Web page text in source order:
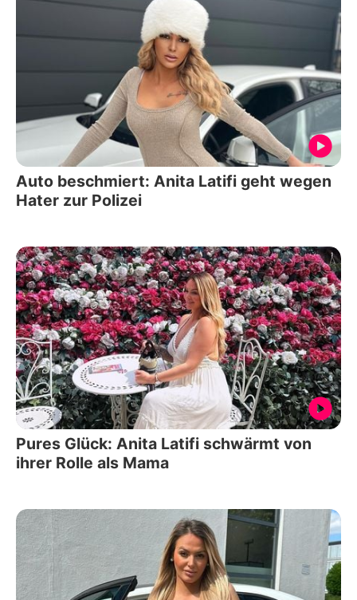
Auto beschmiert: Anita Latifi geht wegen
Hater zur Polizei
Pures Glück: Anita Latifi schwärmt von
ihrer Rolle als Mama